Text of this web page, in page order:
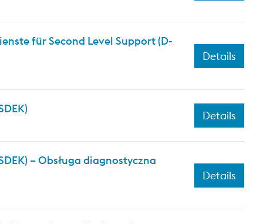
für Second Level Support (D-
Details
Details
– Obsługa diagnostyczna
Details